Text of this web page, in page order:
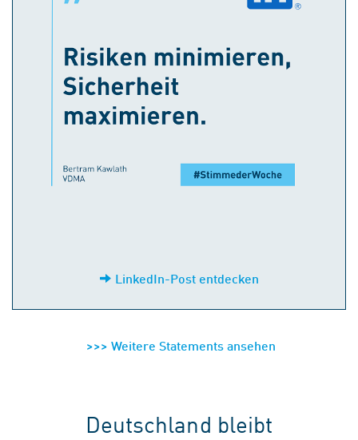
LinkedIn-Post entdecken
>>> Weitere Statements ansehen
Deutschland bleibt